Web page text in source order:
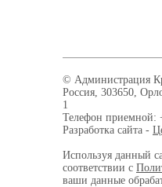
© Администрация
Россия, 303650,
1
Телефон приемной:
Разработка сайта -
Используя данный
соответствии с
ваши данные